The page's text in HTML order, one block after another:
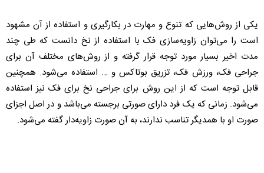
یکی از روش‌هایی که تنوع و مهارت در بکارگیری و استفاده از آن مشهود
است را می‌توان زاویه‌سازی فک با استفاده از نخ دانست که طی چند
مدت اخیر بسیار مورد توجه قرار گرفته و از روش‌های مختلف آن برای
جراحی فک، ورزش فک، تزریق بوتاکس و … استفاده می‌شود. همچنین
قابل توجه است که از این روش برای جراحی نخ برای فک نیز استفاده
می‌شود. زمانی که یک فرد دارای صورتی برجسته می‌باشد و در اصل اجزای
صورت او با همدیگر تناسب ندارند، به آن صورت زاویه‌دار گفته می‌شود.